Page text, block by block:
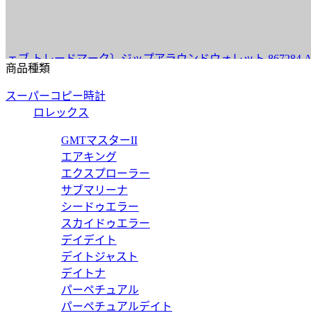
トレードマーク〕ジップアラウンドウォレット 867284
インウォレット 867325 AAGA7 1000
ップアラウンドウォレット 867318 AAGE0 2007
ップアラウンドウォレット 867318 AAGA7 1000
商品種類
スーパーコピー時計
ロレックス
GMTマスターII
エアキング
エクスプローラー
サブマリーナ
シードゥエラー
スカイドゥエラー
デイデイト
デイトジャスト
デイトナ
パーペチュアル
パーペチュアルデイト